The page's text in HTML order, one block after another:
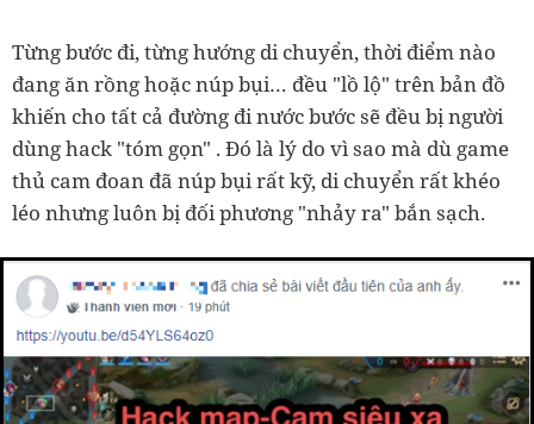
Từng bước đi, từng hướng di chuyển, thời điểm nào
đang ăn rồng hoặc núp bụi… đều "lồ lộ" trên bản đồ
khiến cho tất cả đường đi nước bước sẽ đều bị người
dùng hack "tóm gọn" . Đó là lý do vì sao mà dù game
thủ cam đoan đã núp bụi rất kỹ, di chuyển rất khéo
léo nhưng luôn bị đối phương "nhảy ra" bắn sạch.